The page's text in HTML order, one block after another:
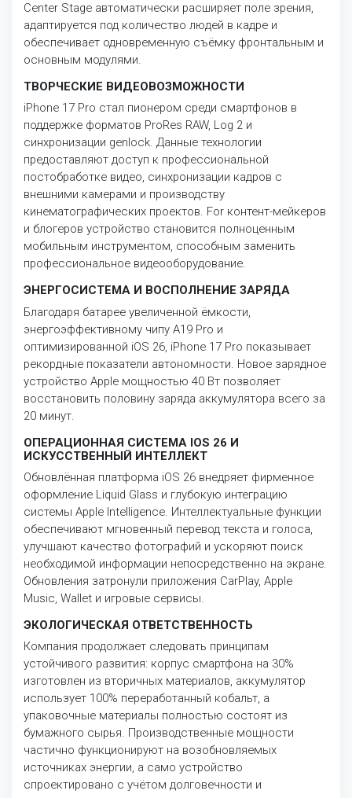
Center Stage автоматически расширяет поле зрения,
адаптируется под количество людей в кадре и
обеспечивает одновременную съёмку фронтальным и
основным модулями.
ТВОРЧЕСКИЕ ВИДЕОВОЗМОЖНОСТИ
iPhone 17 Pro стал пионером среди смартфонов в
поддержке форматов ProRes RAW, Log 2 и
синхронизации genlock. Данные технологии
предоставляют доступ к профессиональной
постобработке видео, синхронизации кадров с
внешними камерами и производству
кинематографических проектов. For контент-мейкеров
и блогеров устройство становится полноценным
мобильным инструментом, способным заменить
профессиональное видеооборудование.
ЭНЕРГОСИСТЕМА И ВОСПОЛНЕНИЕ ЗАРЯДА
Благодаря батарее увеличенной ёмкости,
энергоэффективному чипу A19 Pro и
оптимизированной iOS 26, iPhone 17 Pro показывает
рекордные показатели автономности. Новое зарядное
устройство Apple мощностью 40 Вт позволяет
восстановить половину заряда аккумулятора всего за
20 минут.
ОПЕРАЦИОННАЯ СИСТЕМА IOS 26 И
ИСКУССТВЕННЫЙ ИНТЕЛЛЕКТ
Обновлённая платформа iOS 26 внедряет фирменное
оформление Liquid Glass и глубокую интеграцию
системы Apple Intelligence. Интеллектуальные функции
обеспечивают мгновенный перевод текста и голоса,
улучшают качество фотографий и ускоряют поиск
необходимой информации непосредственно на экране.
Обновления затронули приложения CarPlay, Apple
Music, Wallet и игровые сервисы.
ЭКОЛОГИЧЕСКАЯ ОТВЕТСТВЕННОСТЬ
Компания продолжает следовать принципам
устойчивого развития: корпус смартфона на 30%
изготовлен из вторичных материалов, аккумулятор
использует 100% переработанный кобальт, а
упаковочные материалы полностью состоят из
бумажного сырья. Производственные мощности
частично функционируют на возобновляемых
источниках энергии, а само устройство
спроектировано с учётом долговечности и